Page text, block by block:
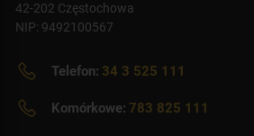
42-202 Częstochowa
NIP: 9492100567
Telefon: 34 3 525 111
Komórkowe: 783 825 111